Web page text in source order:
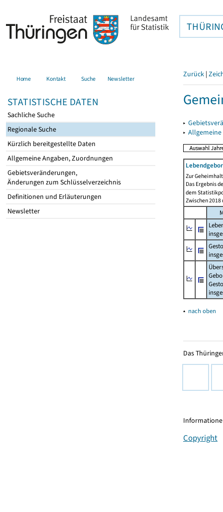
Home Kontakt Suche Newsletter
STATISTISCHE DATEN
Sachliche Suche
Regionale Suche
Kürzlich bereitgestellte Daten
Allgemeine Angaben, Zuordnungen
Gebietsveränderungen,
Änderungen zum Schlüsselverzeichnis
Definitionen und Erläuterungen
Newsletter
Zurück |
▸
▸
Zur
Das Ergebnis
dem
Zwischen
▴ nach oben
Das
Copyright